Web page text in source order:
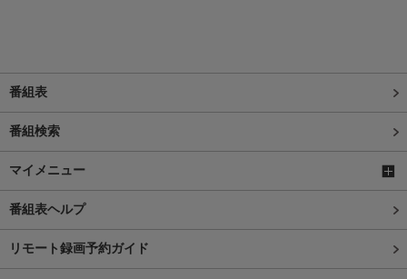
番組表
番組検索
マイメニュー
番組表ヘルプ
リモート録画予約ガイド